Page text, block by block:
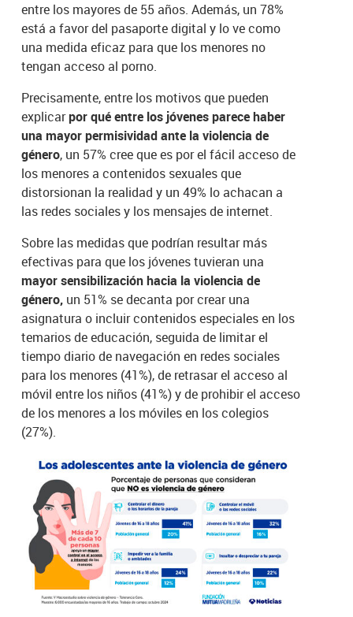
entre los mayores de 55 años. Además, un 78%
está a favor del pasaporte digital y lo ve como
una medida eficaz para que los menores no
tengan acceso al porno.
Precisamente, entre los motivos que pueden
explicarpor qué entre los jóvenes parece haber
una mayor permisividad ante la violencia de
género, un 57% cree que es por el fácil acceso de
los menores a contenidos sexuales que
distorsionan la realidad y un 49% lo achacan a
las redes sociales y los mensajes de internet.
Sobre las medidas que podrían resultar más
efectivas para que los jóvenes tuvieran una
mayor sensibilización hacia la violencia de
género, un 51% se decanta por crear una
asignatura o incluir contenidos especiales en los
temarios de educación, seguida de limitar el
tiempo diario de navegación en redes sociales
para los menores (41%), de retrasar el acceso al
móvil entre los niños (41%) y de prohibir el acceso
de los menores a los móviles en los colegios
(27%).